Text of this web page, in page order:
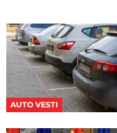
AUTO VESTI